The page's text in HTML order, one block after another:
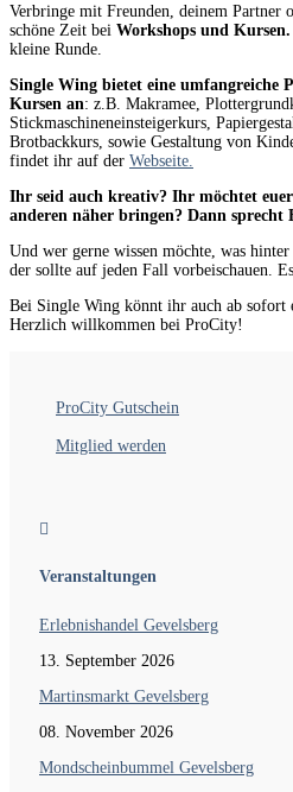
Verbringe mit Freunden, deinem Partner
schöne Zeit bei Workshops und Kursen.
kleine Runde.
Single Wing bietet eine umfangreiche
Kursen an: z.B. Makramee,
Stickmaschineneinsteigerkurs,
Brotbackkurs, sowie Gestaltung von
findet ihr auf der Webseite.
Ihr seid auch kreativ? Ihr möchtet
anderen näher bringen? Dann
Und wer gerne wissen möchte, was
der sollte auf jeden Fall vorbeischauen.
Bei Single Wing könnt ihr auch ab sofort
Herzlich willkommen bei ProCity!
ProCity Gutschein
Mitglied werden

Veranstaltungen
Erlebnishandel Gevelsberg
13. September 2026
Martinsmarkt Gevelsberg
08. November 2026
Mondscheinbummel Gevelsberg